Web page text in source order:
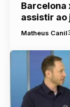
Barcelona
assistir ao
Matheus Canil